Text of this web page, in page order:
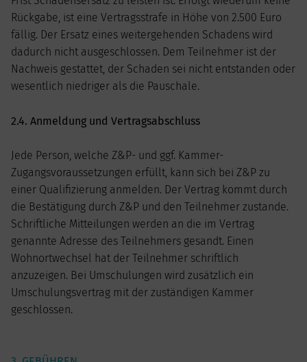
Rückgabe, ist eine Vertragsstrafe in Höhe von 2.500 Euro
fällig. Der Ersatz eines weitergehenden Schadens wird
dadurch nicht ausgeschlossen. Dem Teilnehmer ist der
Nachweis gestattet, der Schaden sei nicht entstanden oder
wesentlich niedriger als die Pauschale.
2.4. Anmeldung und Vertragsabschluss
Jede Person, welche Z&P- und ggf. Kammer-
Zugangsvoraussetzungen erfüllt, kann sich bei Z&P zu
einer Qualifizierung anmelden. Der Vertrag kommt durch
die Bestätigung durch Z&P und den Teilnehmer zustande.
Schriftliche Mitteilungen werden an die im Vertrag
genannte Adresse des Teilnehmers gesandt. Einen
Wohnortwechsel hat der Teilnehmer schriftlich
anzuzeigen. Bei Umschulungen wird zusätzlich ein
Umschulungsvertrag mit der zuständigen Kammer
geschlossen.